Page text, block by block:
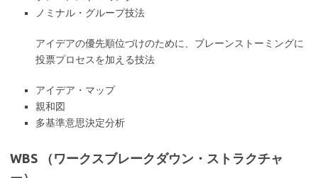
ノミナル・グループ技法
アイデアの優先順位づけのために、ブレーンストーミングに
投票プロセスを加える技法
アイデア・マップ
親和図
多基準意思決定分析
WBS （ワークスブレークダウン・ストラクチャ